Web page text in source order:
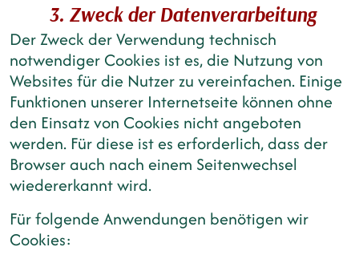
3. Zweck der Datenverarbeitung
Der Zweck der Verwendung technisch
notwendiger Cookies ist es, die Nutzung von
Websites für die Nutzer zu vereinfachen. Einige
Funktionen unserer Internetseite können ohne
den Einsatz von Cookies nicht angeboten
werden. Für diese ist es erforderlich, dass der
Browser auch nach einem Seitenwechsel
wiedererkannt wird.
Für folgende Anwendungen benötigen wir
Cookies: